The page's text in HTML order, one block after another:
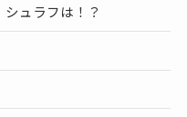
ュラフは！？